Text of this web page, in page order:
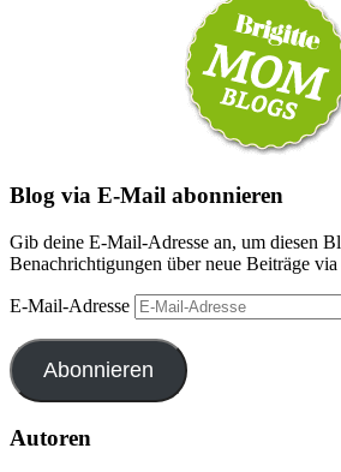
Blog via E-Mail abonnieren
Gib deine E-Mail-Adresse an, um diesen
Benachrichtigungen über neue Beiträge
E-Mail-Adresse
Abonnieren
Autoren